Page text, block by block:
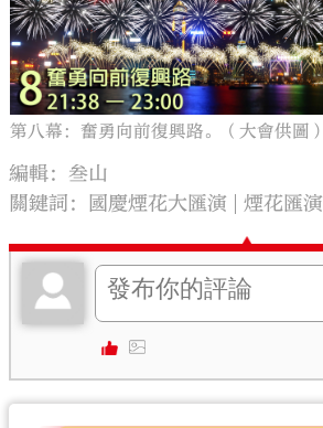
第八幕：奮勇向前復興路。（大會供圖）
編輯：叁山
關鍵詞：
國慶煙花大匯演 煙花匯演